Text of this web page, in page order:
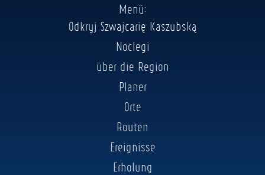
Menü:
Odkryj Szwajcarię Kaszubską
Noclegi
über die Region
Planer
Orte
Routen
Ereignisse
Erholung